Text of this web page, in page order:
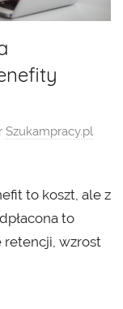
Szukampracy.pl
to koszt, ale z
to
retencji, wzrost